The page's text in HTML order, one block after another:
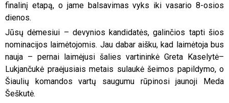
finalinį etapą, o jame balsavimas vyks iki vasario 8-osios
dienos.
Jūsų dėmesiui – devynios kandidatės, galinčios tapti šios
nominacijos laimėtojomis. Jau dabar aišku, kad laimėtoja bus
nauja – pernai laimėjusi šalies vartininkė Greta Kaselytė–
Lukjančukė praėjusiais metais sulaukė šeimos papildymo, o
Šiaulių komandos vartų saugumu rūpinosi jaunoji Meda
Šeškutė.